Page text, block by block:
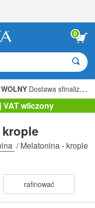
0
WOLNY Dostawa sfinalizowana 205,00 zł »
VAT wliczony
/Melatonina - krople
rafinować